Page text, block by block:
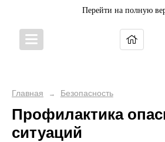
Перейти на полную
Главная → Безопасность
Профилактика
ситуаций